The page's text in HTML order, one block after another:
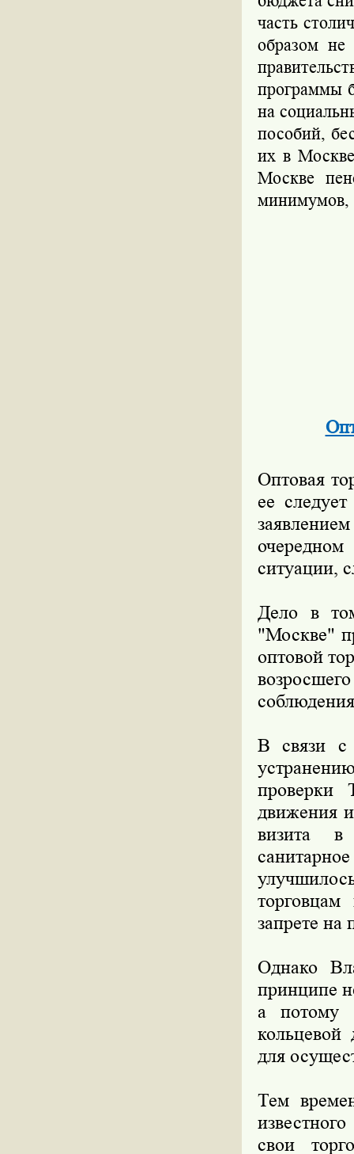
часть
образом не
программы
на
пособий,
их в
Москве
минимумов,
Оптовая
ее
ситуации,
Дело в
"Москве"
оптовой
В связи с
проверки
движения
визита в
запрете
Однако
принципе
а потому
кольцевой
для
Тем
свои